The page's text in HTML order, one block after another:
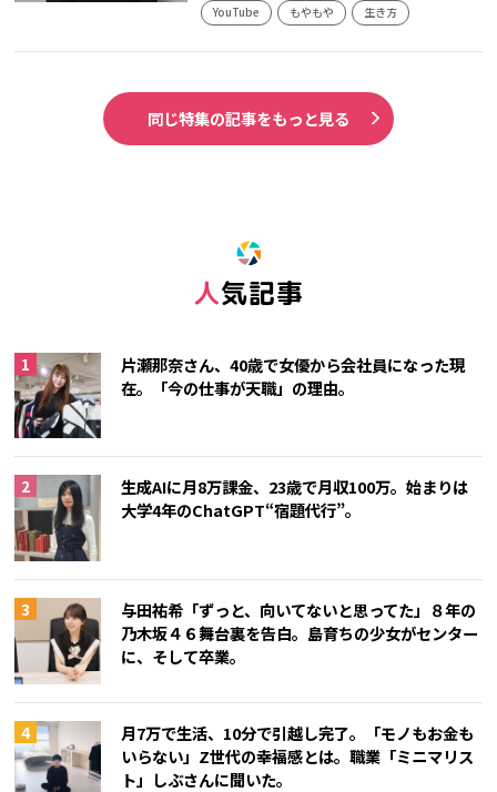
YouTube もやもや 生き方
同じ特集の記事をもっと見る
人気記事
片瀬那奈さん、40歳で女優から会社員になった現
在。「今の仕事が天職」の理由。
生成AIに月8万課金、23歳で月収100万。始まりは
大学4年のChatGPT“宿題代行”。
与田祐希「ずっと、向いてないと思ってた」８年の
乃木坂４６舞台裏を告白。島育ちの少女がセンター
に、そして卒業。
月7万で生活、10分で引越し完了。「モノもお金も
いらない」Z世代の幸福感とは。職業「ミニマリス
ト」しぶさんに聞いた。